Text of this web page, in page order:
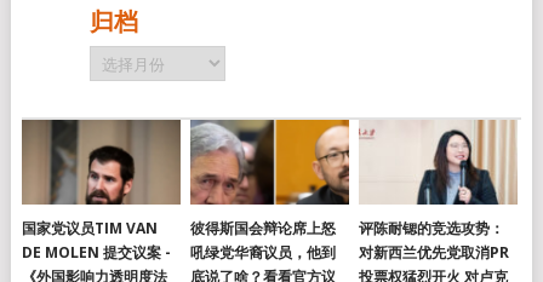
归档
归
档
国家党议员TIM VAN
DE MOLEN 提交议案 -
《外国影响力透明度法
彼得斯国会辩论席上怒
吼绿党华裔议员，他到
底说了啥？看看官方议
评陈耐锶的竞选攻势：
对新西兰优先党取消PR
投票权猛烈开火 对卢克